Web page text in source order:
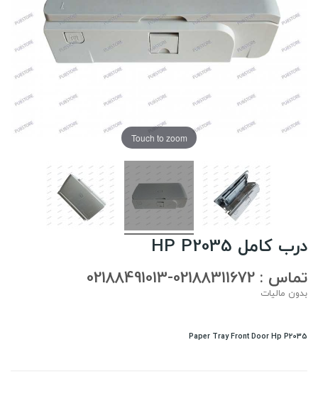
Touch to zoom
درب کامل HP P2035
تماس : 02188311672-02188491013
بدون مالیات
Paper Tray Front Door Hp P2035